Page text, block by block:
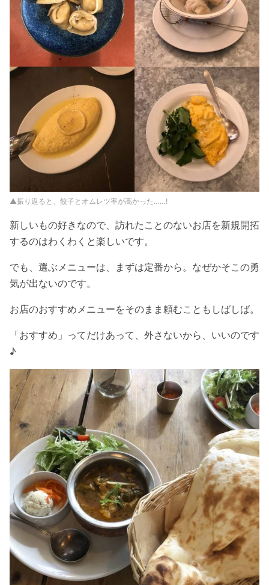
▲振り返ると、餃子とオムレツ率が高かった……!
新しいもの好きなので、訪れたことのないお店を新規開拓
するのはわくわくと楽しいです。
でも、選ぶメニューは、まずは定番から。なぜかそこの勇
気が出ないのです。
お店のおすすめメニューをそのまま頼むこともしばしば。
「おすすめ」ってだけあって、外さないから、いいのです
♪